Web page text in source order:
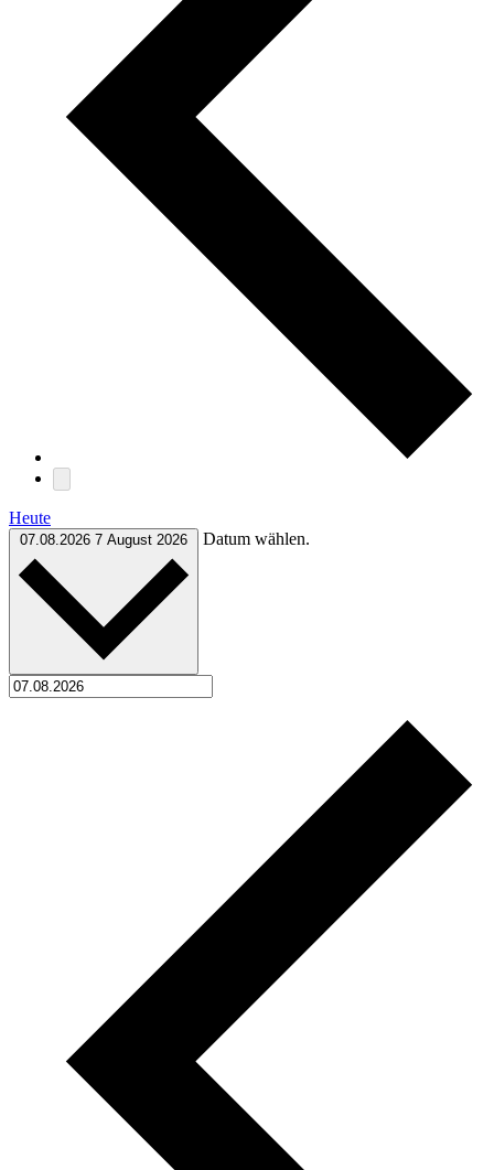
Heute
07.08.2026 7 August 2026 Datum wählen.